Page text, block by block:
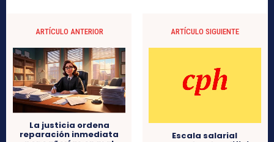
ARTÍCULO ANTERIOR
La justicia ordena
reparación inmediata
ARTÍCULO SIGUIENTE
Escala salarial